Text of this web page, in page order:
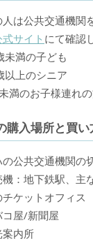
人は公共交通機関
サイト にて確認
未満の子ども
以上のシニア
満のお子様連れ
購入場所と買い
公共交通機関の
機：地下鉄駅、主
チケットオフィス
コ屋/新聞屋
案内所